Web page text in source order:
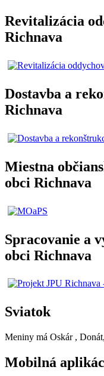
Revitalizácia
Richnava
Dostavba a
Richnava
Miestna
obci Richnava
Spracovanie a
obci Richnava
Sviatok
Meniny má Oskár ,
Mobilná